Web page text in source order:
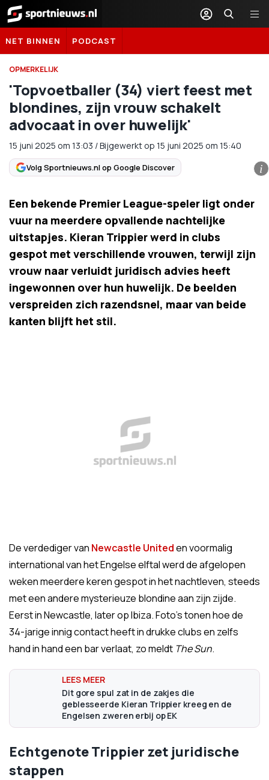
Sportnieuws.nl
NET BINNEN PODCAST
OPMERKELIJK
'Topvoetballer (34) viert feest met
blondines, zijn vrouw schakelt
advocaat in over huwelijk'
15 juni 2025 om 13:03 /Bijgewerkt op 15 juni 2025 om 15:40
Volg Sportnieuws.nl op Google Discover i
Een bekende Premier League-speler ligt onder
vuur na meerdere opvallende nachtelijke
uitstapjes. Kieran Trippier werd in clubs
gespot met verschillende vrouwen, terwijl zijn
vrouw naar verluidt juridisch advies heeft
ingewonnen over hun huwelijk. De beelden
verspreiden zich razendsnel, maar van beide
kanten blijft het stil.
De verdediger van Newcastle Uniteden voormalig
international van het Engelse elftal werd de afgelopen
weken meerdere keren gespot in het nachtleven, steeds
met een andere mysterieuze blondine aan zijn zijde.
Eerst in Newcastle, later op Ibiza. Foto’s tonen hoe de
34-jarige innig contact heeft in drukke clubs en zelfs
hand in hand een bar verlaat, zo meldt The Sun.
Dit gore spul zat in de zakjes die
geblesseerde Kieran Trippier kreeg en de
Engelsen zweren erbij op EK
Echtgenote Trippier zet juridische
stappen